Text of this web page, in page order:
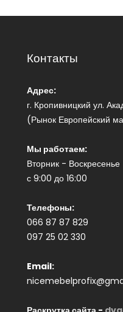
Контакты
Адрес:
г. Кропивницкий ул.
(Рынок Европейский
Мы работаем:
Вторник - Воскресенье
с 9:00 до 16:00
Телефоны:
066 87 87 829
097 25 02 330
Email: